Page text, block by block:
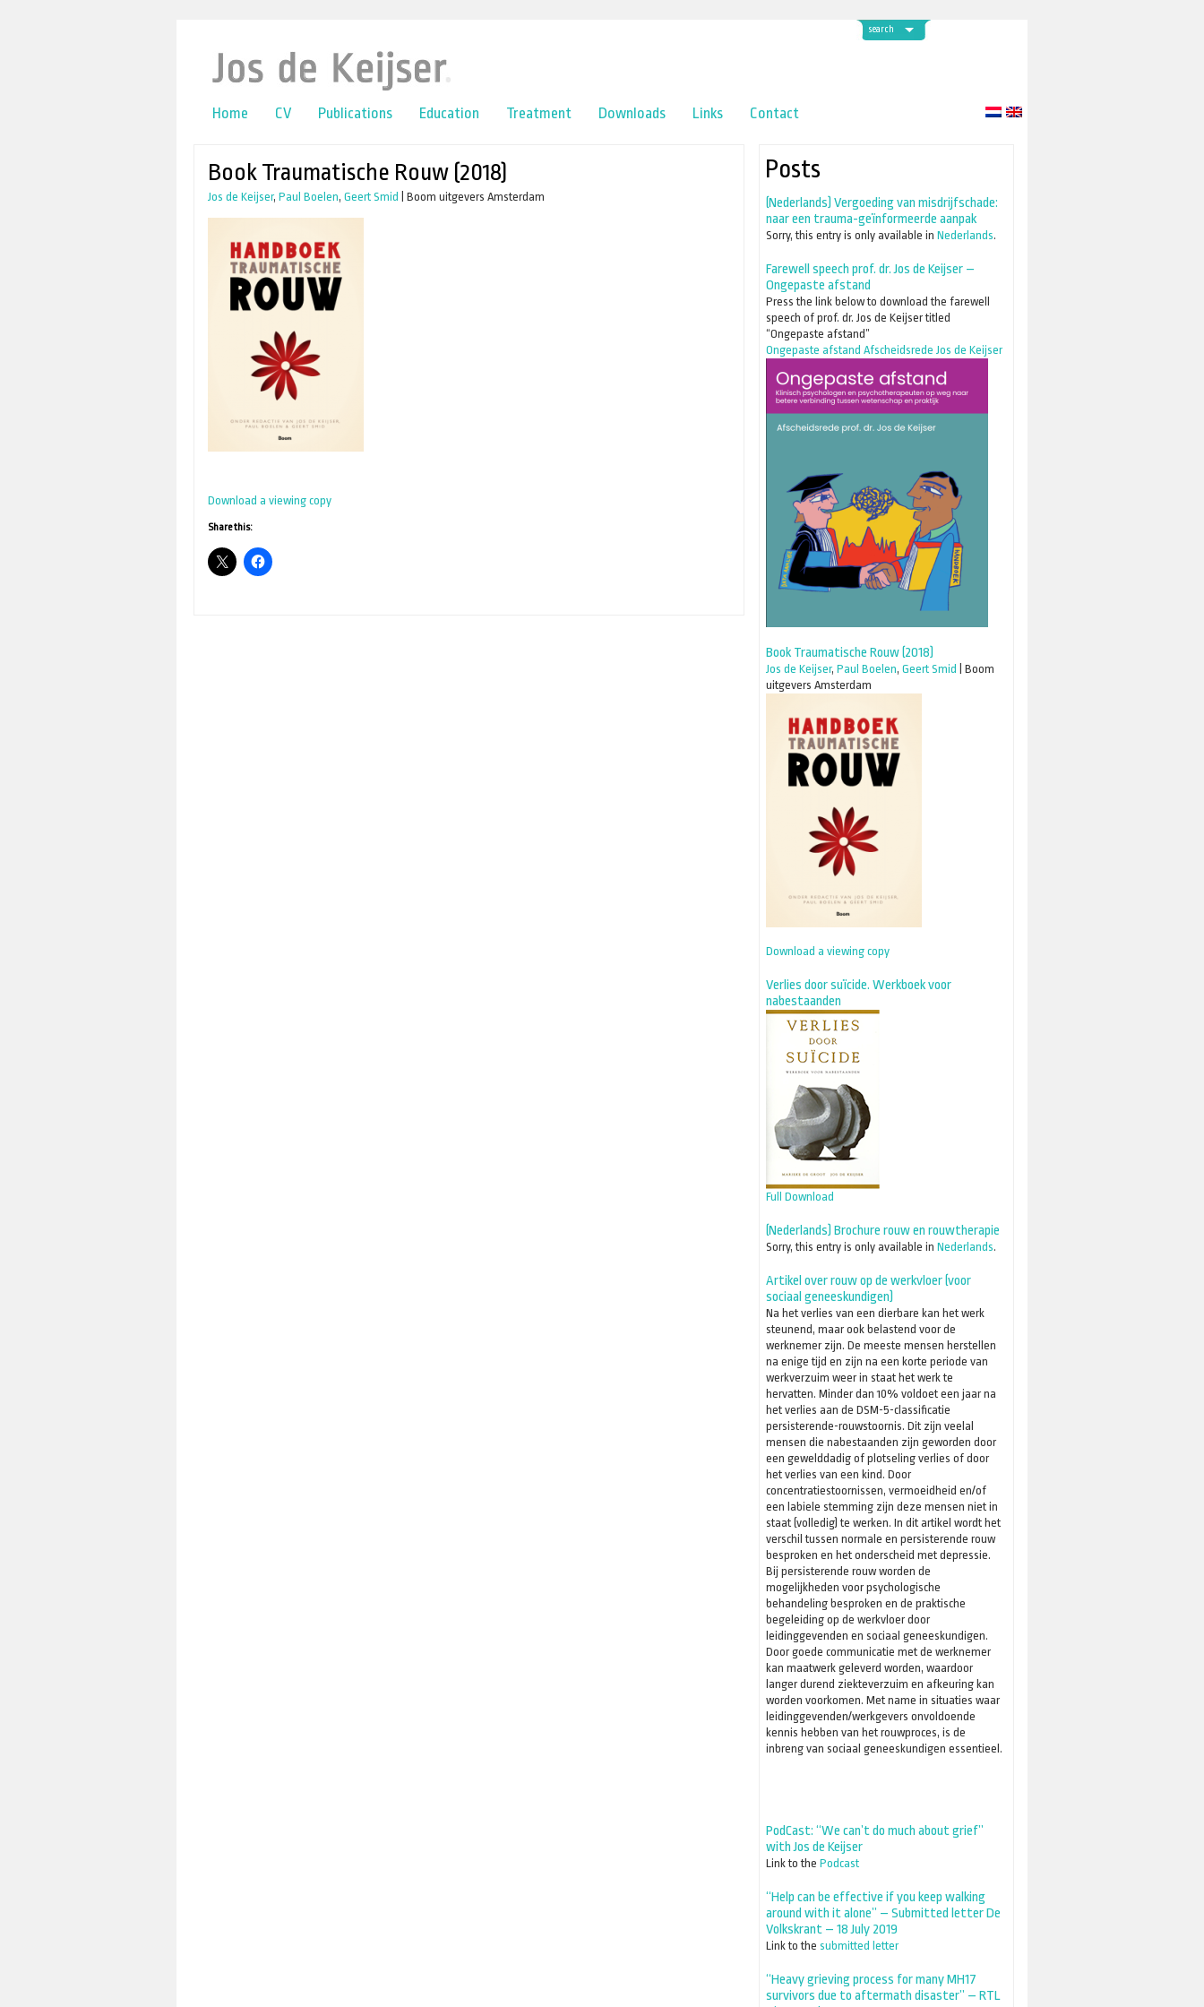
search
Home CV Publications Education Treatment Downloads Links Contact
Book Traumatische Rouw (2018)
Jos de Keijser, Paul Boelen, Geert Smid Boom uitgevers Amsterdam
Download a viewing copy
Share this:
Posts
(Nederlands) Vergoeding van misdrijfschade:
naar een trauma-geïnformeerde aanpak
Sorry, this entry is only available in Nederlands.
Farewell speech prof. dr. Jos de Keijser –
Ongepaste afstand
Press the link below to download the farewell
speech of prof. dr. Jos de Keijser titled
“Ongepaste afstand”
Ongepaste afstand Afscheidsrede Jos de Keijser
Book Traumatische Rouw (2018)
Jos de Keijser, Paul Boelen, Geert Smid
Boom
uitgevers Amsterdam
Download a viewing copy
Verlies door suïcide. Werkboek voor
nabestaanden
Full Download
(Nederlands) Brochure rouw en rouwtherapie
Sorry, this entry is only available in Nederlands.
Artikel over rouw op de werkvloer (voor
sociaal geneeskundigen)
Na het verlies van een dierbare kan het werk
steunend, maar ook belastend voor de
werknemer zijn. De meeste mensen herstellen
na enige tijd en zijn na een korte periode van
werkverzuim weer in staat het werk te
hervatten. Minder dan 10% voldoet een jaar na
het verlies aan de DSM-5-classificatie
persisterende-rouwstoornis. Dit zijn veelal
mensen die nabestaanden zijn geworden door
een gewelddadig of plotseling verlies of door
het verlies van een kind. Door
concentratiestoornissen, vermoeidheid en/of
een labiele stemming zijn deze mensen niet in
staat (volledig) te werken. In dit artikel wordt het
verschil tussen normale en persisterende rouw
besproken en het onderscheid met depressie.
Bij persisterende rouw worden de
mogelijkheden voor psychologische
behandeling besproken en de praktische
begeleiding op de werkvloer door
leidinggevenden en sociaal geneeskundigen.
Door goede communicatie met de werknemer
kan maatwerk geleverd worden, waardoor
langer durend ziekteverzuim en afkeuring kan
worden voorkomen. Met name in situaties waar
leidinggevenden/werkgevers onvoldoende
kennis hebben van het rouwproces, is de
inbreng van sociaal geneeskundigen essentieel.
PodCast: “We can’t do much about grief”
with Jos de Keijser
Link to the Podcast
“Help can be effective if you keep walking
around with it alone” – Submitted letter De
Volkskrant – 18 July 2019
Link to the submitted letter
“Heavy grieving process for many MH17
survivors due to aftermath disaster” – RTL